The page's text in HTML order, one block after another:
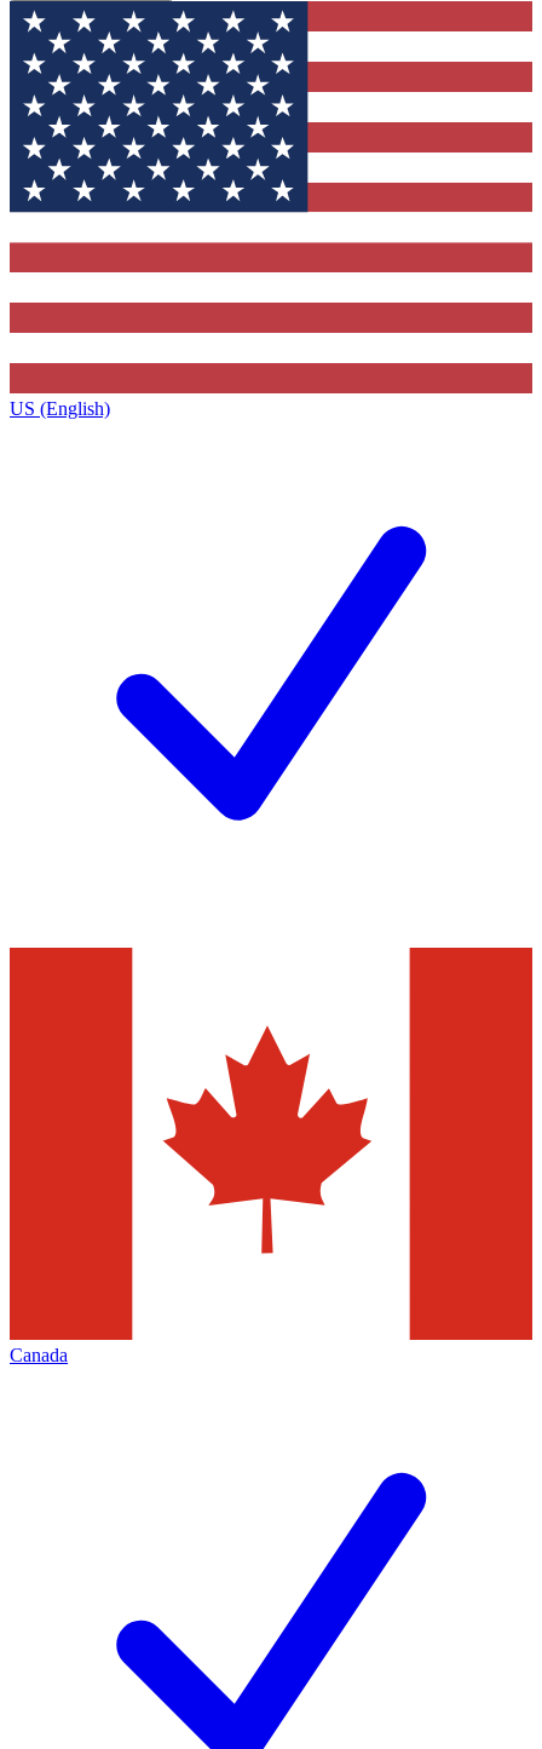
US (English)
Canada